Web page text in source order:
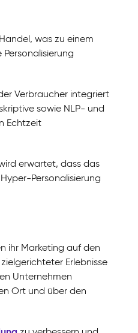
was zu einem
Verbraucher integriert
sowie NLP- und
Echtzeit
erwartet, dass das
Personalisierung
ihr Marketing auf den
Erlebnisse
Unternehmen
Ort und über den